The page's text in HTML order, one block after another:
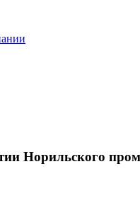
Норильского